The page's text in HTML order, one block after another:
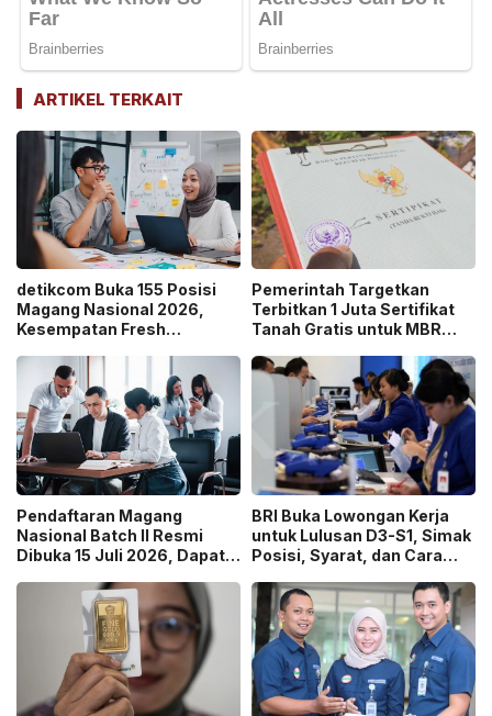
ARTIKEL TERKAIT
detikcom Buka 155 Posisi
Magang Nasional 2026,
Kesempatan Fresh
Media Digital!
Pemerintah Targetkan
Terbitkan 1 Juta Sertifikat
Tanah Gratis untuk MBR
Pendaftaran Magang
Nasional Batch II Resmi
Dibuka 15 Juli 2026, Dapat
BRI Buka Lowongan Kerja
untuk Lulusan D3-S1, Simak
Posisi, Syarat, dan Cara